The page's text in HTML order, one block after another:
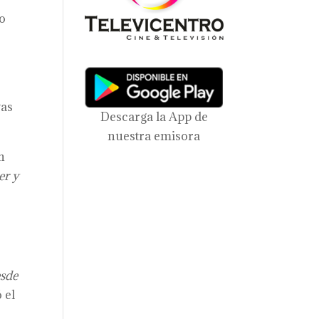
y
el
Descarga la App de
nuestra emisora